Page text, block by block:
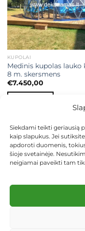
Siekdami teikti geriausią
kaip slapukus. Jei
apdoroti duomenis,
šioje svetainėje.
neigiamai paveikti tam
KUPOLAI
Medinis kupolas lauko
8 m. skersmens
€7.450,00
KEITIMAS IR
Visos teisės